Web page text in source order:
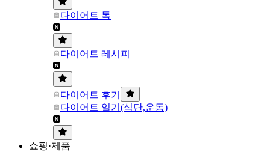
다이어트 톡
다이어트 레시피
다이어트 후기
다이어트 일기(식단,운동)
쇼핑·제품